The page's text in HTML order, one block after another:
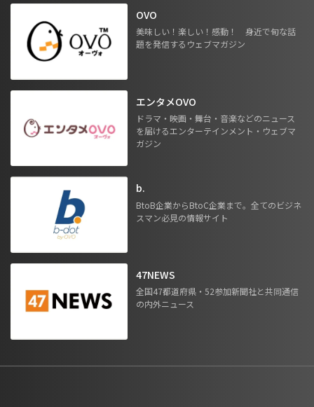
OVO
美味しい！楽しい！感動！ 身近で旬な話
題を発信するウェブマガジン
エンタメOVO
ドラマ・映画・舞台・音楽などのニュース
を届けるエンターテインメント・ウェブマ
ガジン
b.
BtoB企業からBtoC企業まで。全てのビジネ
スマン必見の情報サイト
47NEWS
全国47都道府県・52参加新聞社と共同通信
の内外ニュース